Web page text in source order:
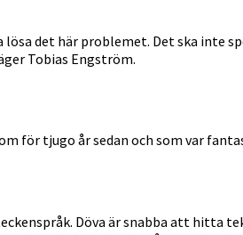
det här problemet. Det ska inte
Tobias Engström.
för tjugo år sedan och som var
Döva är snabba att